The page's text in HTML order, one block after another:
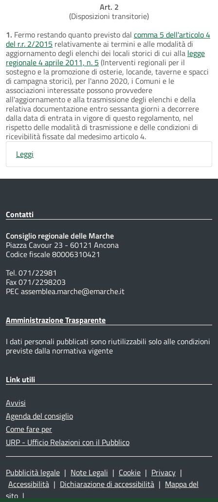
Art. 2
(Disposizioni transitorie)
1. Fermo restando quanto previsto dal comma 5 dell'articolo 4
del r.r. 2/2015 relativamente ai termini e alle modalità di
aggiornamento degli elenchi dei locali storici di cui alla legge
regionale 4 aprile 2011, n. 5 (Interventi regionali per il
sostegno e la promozione di osterie, locande, taverne e spacci
di campagna storici), per l'anno 2020, i Comuni e le
associazioni interessate possono provvedere
all'aggiornamento e alla trasmissione degli elenchi e della
relativa documentazione entro sessanta giorni a decorrere
dalla data di entrata in vigore di questo regolamento, nel
rispetto delle modalità di trasmissione e delle condizioni di
ricevibilità fissate dal medesimo articolo 4.
Leggi
Contatti
Consiglio regionale delle Marche
Piazza Cavour 23 - 60121 Ancona
Codice fiscale 80006310421
Tel. 071/22981
Fax 071/2298203
PEC assemblea.marche@emarche.it
Amministrazione Trasparente
I dati personali pubblicati sono riutilizzabili solo alle condizioni
previste dalla normativa vigente
Link utili
Avvisi
Agenda del consiglio
Come fare per
URP - Ufficio Relazioni con il Pubblico
Pubblicità legale | Note Legali | Cookie | Privacy |
Accessibilità | Dichiarazione di accessibilità | Mappa del
sito |